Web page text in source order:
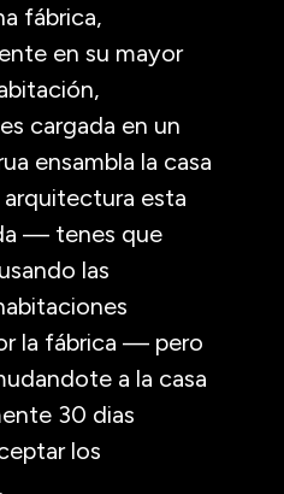
fábrica,
en su mayor
cargada en un
ensambla la casa
arquitectura esta
— tenes que
las
la fábrica — pero
a la casa
30 dias
los